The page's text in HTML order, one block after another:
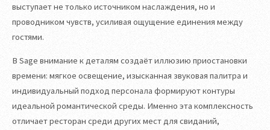
выступает не только источником наслаждения, но и
проводником чувств, усиливая ощущение единения между
гостями.
В Sage внимание к деталям создаёт иллюзию приостановки
времени: мягкое освещение, изысканная звуковая палитра и
индивидуальный подход персонала формируют контуры
идеальной романтической среды. Именно эта комплексность
отличает ресторан среди других мест для свиданий,